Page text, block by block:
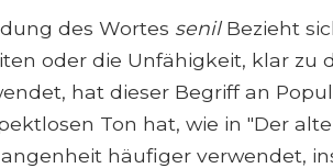
des Wortes senilBezieht
oder die Unfähigkeit, klar zu
hat dieser Begriff an
Ton hat, wie in "Der
häufiger verwendet,